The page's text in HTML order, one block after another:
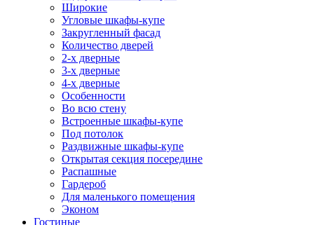
Широкие
Угловые шкафы-купе
Закругленный фасад
Количество дверей
2-х дверные
3-х дверные
4-х дверные
Особенности
Во всю стену
Встроенные шкафы-купе
Под потолок
Раздвижные шкафы-купе
Открытая секция посередине
Распашные
Гардероб
Для маленького помещения
Эконом
Гостиные